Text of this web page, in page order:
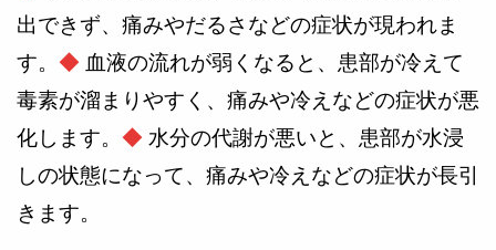
出できず、痛みやだるさなどの症状が現われま
す。 ◆ 血液の流れが弱くなると、患部が冷えて
毒素が溜まりやすく、痛みや冷えなどの症状が悪
化します。 ◆ 水分の代謝が悪いと、患部が水浸
しの状態になって、痛みや冷えなどの症状が長引
きます。